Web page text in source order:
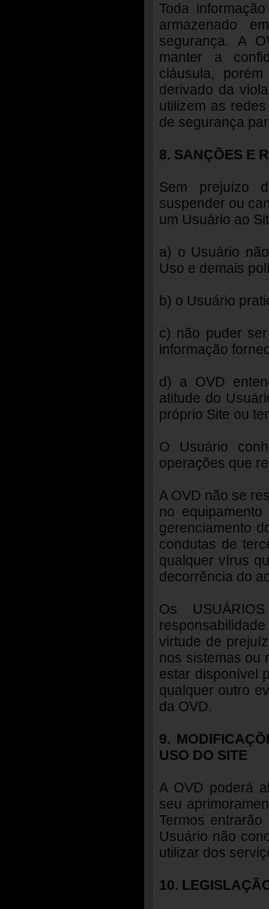
Toda
armazenado
segurança. A
manter a
cláusula,
derivado da
utilizem as
de segurança
8. SANÇÕES E
Sem prejuízo
suspender ou
um Usuário ao
a) o Usuário
Uso e demais
b) o Usuário
c) não puder
informação
d) a OVD
atitude do
próprio Site ou
O Usuário
operações que
A OVD não se
no
gerenciamento
condutas de
qualquer vírus
decorrência do
Os
virtude de
nos sistemas ou
estar disponível
qualquer outro
da OVD.
9.
USO DO SITE
A OVD poderá
seu
Termos
Usuário não
utilizar dos
10.